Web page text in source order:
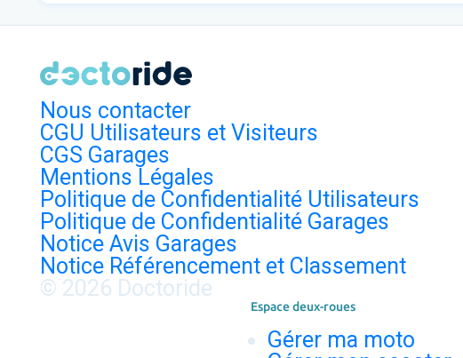
Nous contacter
CGU Utilisateurs et Visiteurs
CGS Garages
Mentions Légales
Politique de Confidentialité Utilisateurs
Politique de Confidentialité Garages
Notice Avis Garages
Notice Référencement et Classement
© 2026 Doctoride
Espace deux-roues
Gérer ma moto